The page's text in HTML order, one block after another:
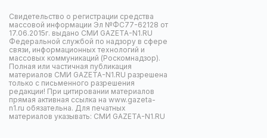
Свидетельство о регистрации средства
массовой информации Эл №ФС77-62128 от
17.06.2015г. выдано СМИ GAZETA-N1.RU
Федеральной службой по надзору в сфере
связи, информационных технологий и
массовых коммуникаций (Роскомнадзор).
Полная или частичная публикация
материалов СМИ GAZETA-N1.RU разрешена
только с письменного разрешения
редакции! При цитировании материалов
прямая активная ссылка на www.gazeta-
n1.ru обязательна. Для печатных
материалов указывать: СМИ GAZETA-N1.RU